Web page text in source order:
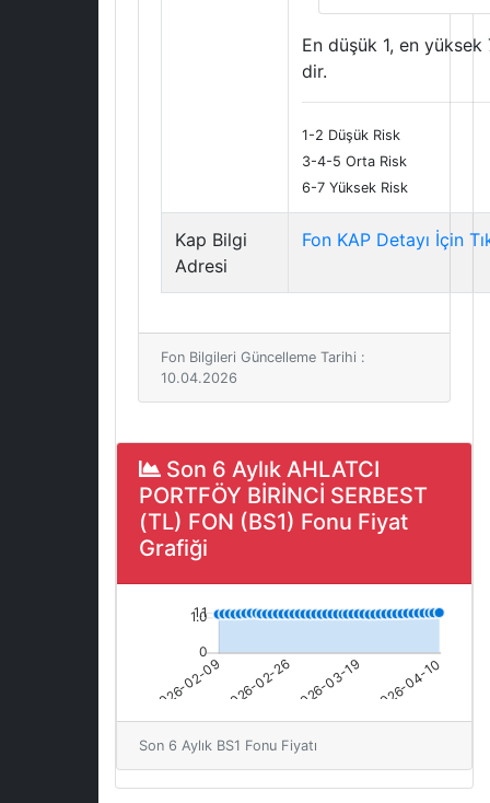
En düşük 1, en yüksek
dir.
1-2 Düşük Risk
3-4-5 Orta Risk
6-7 Yüksek Risk
Kap Bilgi
Adresi
Fon KAP Detayı İçin
Fon Bilgileri Güncelleme Tarihi :
10.04.2026
Son 6 Aylık AHLATCI
PORTFÖY BİRİNCİ SERBEST
(TL) FON (BS1) Fonu Fiyat
Grafiği
Son 6 Aylık BS1 Fonu Fiyatı